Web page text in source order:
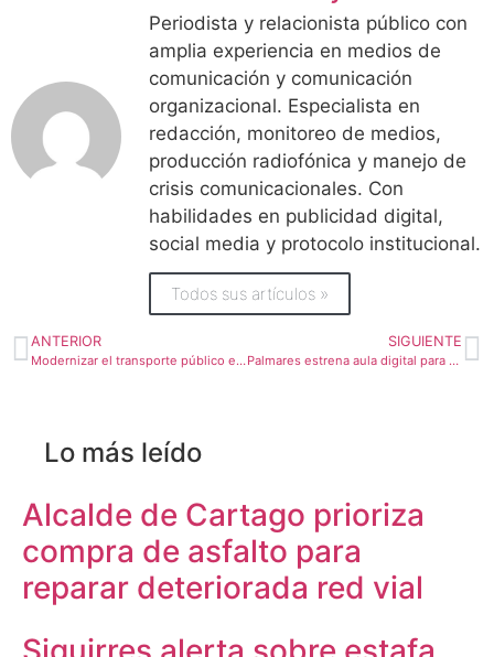
Periodista y relacionista público con
amplia experiencia en medios de
comunicación y comunicación
organizacional. Especialista en
redacción, monitoreo de medios,
producción radiofónica y manejo de
crisis comunicacionales. Con
habilidades en publicidad digital,
social media y protocolo institucional.
Todos sus artículos »
ANTERIOR
Modernizar el transporte público es clave para el desarrollo de Costa Rica
SIGUIENTE
Palmares estrena aula digital para transformar la vida de su juventud
Lo más leído
Alcalde de Cartago prioriza
compra de asfalto para
reparar deteriorada red vial